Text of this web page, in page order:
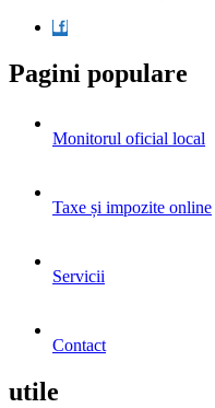
Pagini populare
Monitorul oficial local
Taxe și impozite online
Servicii
Contact
utile